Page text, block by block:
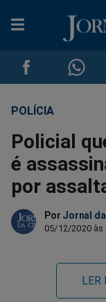
Compartilhar
no
Facebook
no
POLÍCIA
Policial
é
por
Por Jornal
05/12/2020 às
LER